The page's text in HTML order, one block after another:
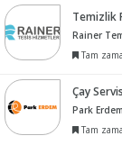
Temizlik
Tam
Çay
Park Erdem
Tam